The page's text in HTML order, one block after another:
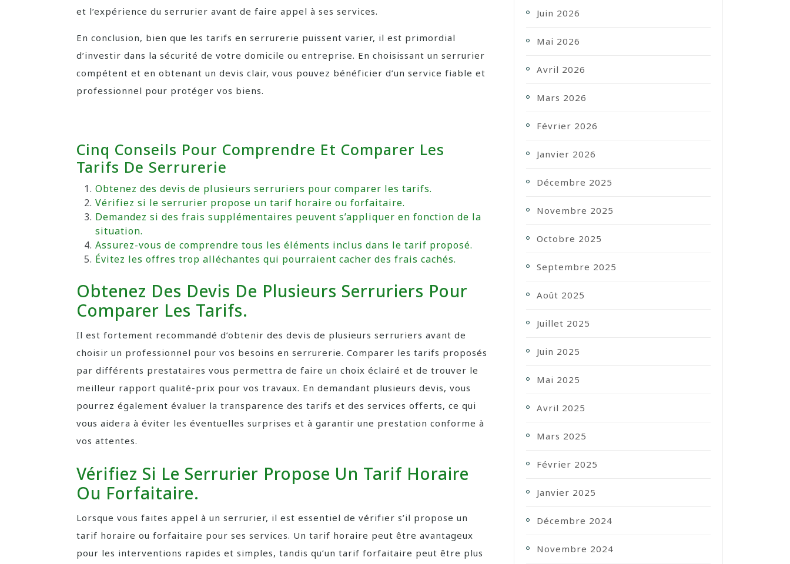
et l’expérience du serrurier avant de faire appel à ses services.
En conclusion, bien que les tarifs en serrurerie puissent varier, il est primordial
d’investir dans la sécurité de votre domicile ou entreprise. En choisissant un serrurier
compétent et en obtenant un devis clair, vous pouvez bénéficier d’un service fiable et
professionnel pour protéger vos biens.
Cinq Conseils Pour Comprendre Et Comparer Les
Tarifs De Serrurerie
Obtenez des devis de plusieurs serruriers pour comparer les tarifs.
Vérifiez si le serrurier propose un tarif horaire ou forfaitaire.
Demandez si des frais supplémentaires peuvent s’appliquer en fonction de la
situation.
Assurez-vous de comprendre tous les éléments inclus dans le tarif proposé.
Évitez les offres trop alléchantes qui pourraient cacher des frais cachés.
Obtenez Des Devis De Plusieurs Serruriers Pour
Comparer Les Tarifs.
Il est fortement recommandé d’obtenir des devis de plusieurs serruriers avant de
choisir un professionnel pour vos besoins en serrurerie. Comparer les tarifs proposés
par différents prestataires vous permettra de faire un choix éclairé et de trouver le
meilleur rapport qualité-prix pour vos travaux. En demandant plusieurs devis, vous
pourrez également évaluer la transparence des tarifs et des services offerts, ce qui
vous aidera à éviter les éventuelles surprises et à garantir une prestation conforme à
vos attentes.
Vérifiez Si Le Serrurier Propose Un Tarif Horaire
Ou Forfaitaire.
Lorsque vous faites appel à un serrurier, il est essentiel de vérifier s’il propose un
tarif horaire ou forfaitaire pour ses services. Un tarif horaire peut être avantageux
pour les interventions rapides et simples, tandis qu’un tarif forfaitaire peut être plus
Juin 2026
Mai 2026
Avril 2026
Mars 2026
Février 2026
Janvier 2026
Décembre 2025
Novembre 2025
Octobre 2025
Septembre 2025
Août 2025
Juillet 2025
Juin 2025
Mai 2025
Avril 2025
Mars 2025
Février 2025
Janvier 2025
Décembre 2024
Novembre 2024